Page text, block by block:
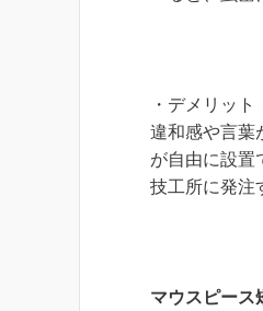
・デメリッ
違和感や言葉
が自由に設置
技工所に発注
マウスピース